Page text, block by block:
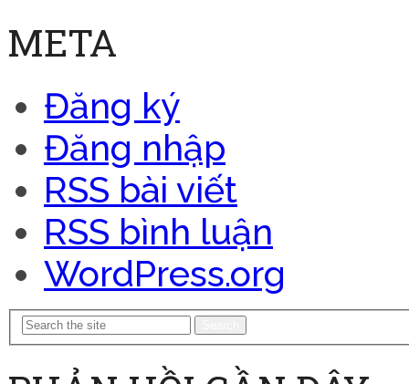
META
Đăng ký
Đăng nhập
RSS bài viết
RSS bình luận
WordPress.org